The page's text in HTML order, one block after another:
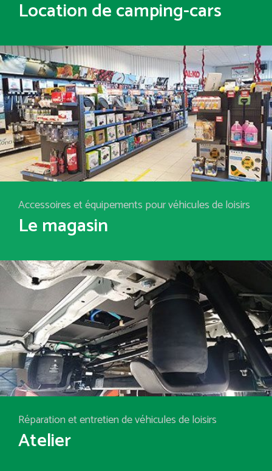
Location de camping-cars
Accessoires et équipements pour véhicules de loisirs
Le magasin
Réparation et entretien de véhicules de loisirs
Atelier